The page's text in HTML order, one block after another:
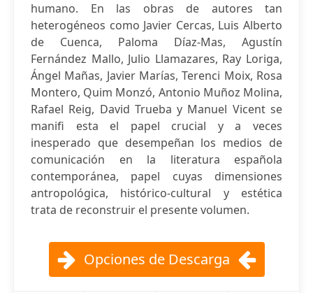
humano. En las obras de autores tan
heterogéneos como Javier Cercas, Luis Alberto
de Cuenca, Paloma Díaz-Mas, Agustín
Fernández Mallo, Julio Llamazares, Ray Loriga,
Ángel Mañas, Javier Marías, Terenci Moix, Rosa
Montero, Quim Monzó, Antonio Muñoz Molina,
Rafael Reig, David Trueba y Manuel Vicent se
manifi esta el papel crucial y a veces
inesperado que desempeñan los medios de
comunicación en la literatura española
contemporánea, papel cuyas dimensiones
antropológica, histórico-cultural y estética
trata de reconstruir el presente volumen.
Opciones de Descarga